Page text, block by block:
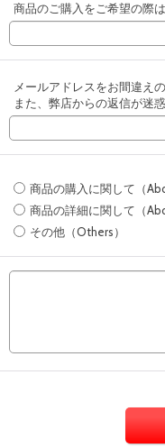
商品のご購入をご希望の際
メールアドレスをお間違え
また、弊店からの返信が迷
商品の購入に関して（
商品の詳細に関して（
その他（Others）